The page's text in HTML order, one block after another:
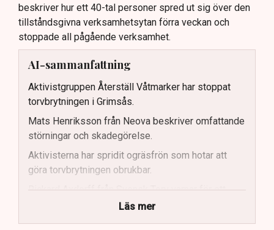
beskriver hur ett 40-tal personer spred ut sig över den
tillståndsgivna verksamhetsytan förra veckan och
stoppade all pågående verksamhet.
AI-sammanfattning
Aktivistgruppen Återställ Våtmarker har stoppat
torvbrytningen i Grimsås.
Mats Henriksson från Neova beskriver omfattande
störningar och skadegörelse.
Aktivisterna har spridit ogräsfrön som hotar att
göra torvbrytningen obrukbar.
Rickard Axdorff från Svensk Torv varnar för ett
stort ekonomiskt sabotage.
Dialogpolisen på plats står maktlös inför
Läs mer